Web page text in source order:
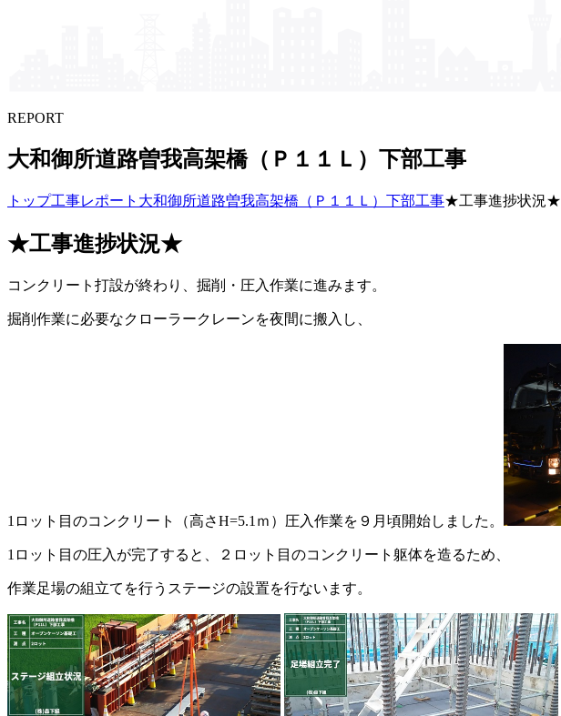
REPORT
大和御所道路曽我高架橋​（Ｐ１１Ｌ）​下部​工事
トップ工事レポート 大和御所道路曽我高架橋（Ｐ１１Ｌ）下部工事★工事進捗状況★
★工事進捗状況★
コンクリート打設が終わり、掘削・圧入作業に進みます。
掘削作業に必要なクローラークレーンを夜間に搬入し、
1ロット目のコンクリート（高さH=5.1ｍ）圧入作業を９月頃開始しました。
1ロット目の圧入が完了すると、２ロット目のコンクリート躯体を造るため、
作業足場の組立てを行うステージの設置を行ないます。